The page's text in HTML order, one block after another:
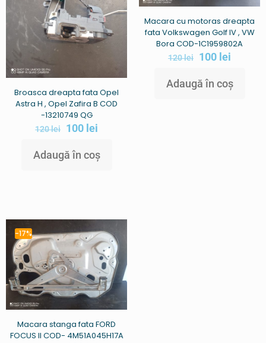
Broasca dreapta fata Opel
Astra H , Opel Zafira B COD
-13210749 QG
120lei 100 lei
Adaugă în coș
Macara cu motoras dreapta
fata Volkswagen Golf IV , VW
Bora COD-1C1959802A
120lei 100 lei
Adaugă în coș
-17%
Macara stanga fata FORD
FOCUS II COD- 4M51A045H17A